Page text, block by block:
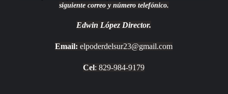
siguiente correo y número telefónico.
Edwin López Director.
Email: elpoderdelsur23@gmail.com
Cel: 829-984-9179